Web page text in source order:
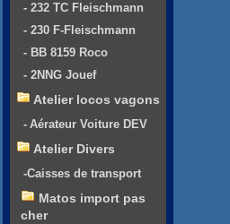
- 232 TC Fleischmann
- 230 F-Fleischmann
- BB 8159 Roco
- 2NNG Jouef
Atelier locos vagons
- Aérateur Voiture DEV
Atelier Divers
-Caisses de transport
Matos import pas
cher